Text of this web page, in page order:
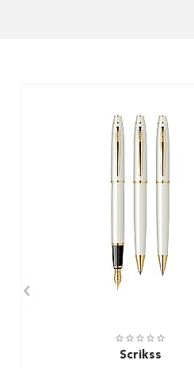
Scrikss